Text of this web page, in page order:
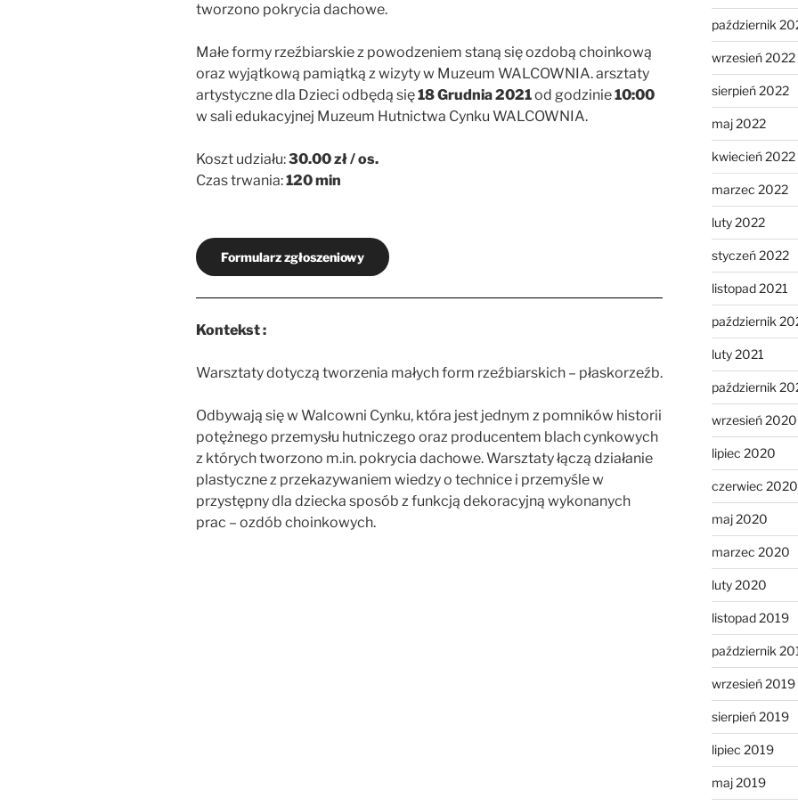
tworzono pokrycia dachowe.
Małe formy rzeźbiarskie z powodzeniem staną się ozdobą choinkową
oraz wyjątkową pamiątką z wizyty w Muzeum WALCOWNIA. arsztaty
artystyczne dla Dzieci odbędą się18 Grudnia 2021od godzinie10:00
w sali edukacyjnej Muzeum Hutnictwa Cynku WALCOWNIA.
Koszt udziału:30.00 zł / os.
Czas trwania:120 min
Formularz zgłoszeniowy
Kontekst :
Warsztaty dotyczą tworzenia małych form rzeźbiarskich – płaskorzeźb.
Odbywają się w Walcowni Cynku, która jest jednym z pomników historii
potężnego przemysłu hutniczego oraz producentem blach cynkowych
z których tworzono m.in. pokrycia dachowe. Warsztaty łączą działanie
plastyczne z przekazywaniem wiedzy o technice i przemyśle w
przystępny dla dziecka sposób z funkcją dekoracyjną wykonanych
prac – ozdób choinkowych.
październik
wrzesień 2022
sierpień 2022
maj 2022
kwiecień 2022
marzec 2022
luty 2022
styczeń 2022
listopad 2021
październik
luty 2021
październik
wrzesień 2020
lipiec 2020
czerwiec 2020
maj 2020
marzec 2020
luty 2020
listopad 2019
październik
wrzesień 2019
sierpień 2019
lipiec 2019
maj 2019